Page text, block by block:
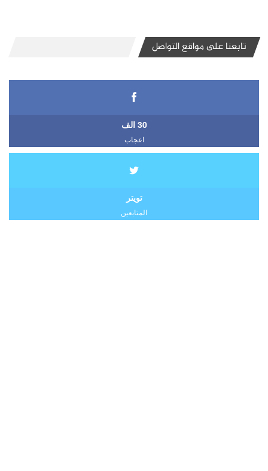
تابعنا على مواقع التواصل
30 الف
اعجاب
تويتر
المتابعين